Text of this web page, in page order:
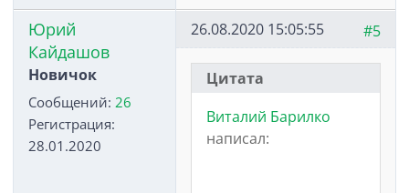
Юрий
Кайдашов
Новичок
Сообщений: 26
Регистрация:
28.01.2020
#5
26.08.2020 15:05:55
Цитата
Виталий Барилко
написал: